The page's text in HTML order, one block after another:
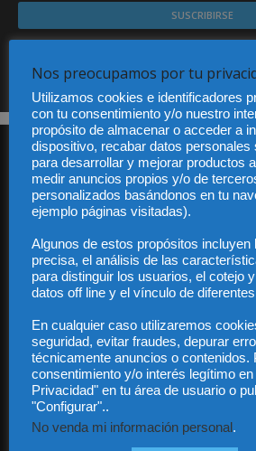
S.L. y no será cedido a un tercero en ningún caso.
Audiencia y
Quiénes somos
Legal
Privacidad
Contacto
Guía Colaboradores
Contáctanos:
Nos preocupamos por tu
Utilizamos cookies e identificadores
con tu consentimiento y/o nuestro
propósito de almacenar o acceder a
dispositivo, recabar datos personales
para desarrollar y mejorar productos
medir anuncios propios y/o de
personalizados basándonos en tu
ejemplo páginas visitadas).
Algunos de estos propósitos incluyen
precisa, el análisis de las
para distinguir los usuarios, el cotejo
datos off line y el vínculo de
En cualquier caso utilizaremos
seguridad, evitar fraudes, depurar
técnicamente anuncios o contenidos.
consentimiento y/o interés legítimo
Privacidad" en tu área de usuario o
"Configurar"..
No venda mi información personal.